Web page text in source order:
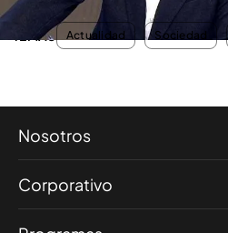
TEMAS Actualidad Sociedad
Nosotros
Corporativo